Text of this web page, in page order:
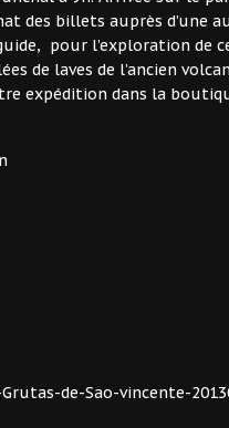
des billets auprès d’une
pour l’exploration de
de laves de l’ancien
expédition dans la